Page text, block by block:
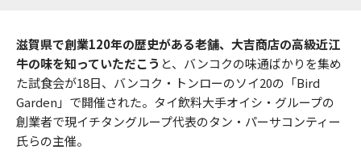
滋賀県で創業120年の歴史がある老舗、大吉商店の高級近江
牛の味を知っていただこう と、バンコクの味通ばかりを集め
た試食会が18日、バンコク・トンローのソイ20の「Bird
Garden」で開催された。タイ飲料大手オイシ・グループの
創業者で現イチタングループ代表のタン・パーサコンティー
氏らの主催。